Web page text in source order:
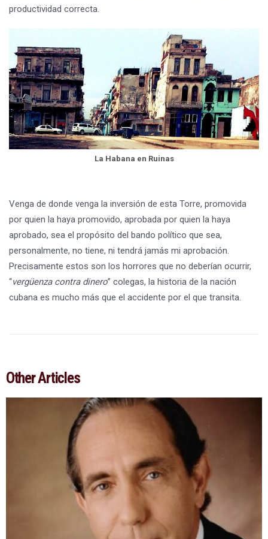
productividad correcta.
La Habana en Ruinas
Venga de donde venga la inversión de esta Torre, promovida
por quien la haya promovido, aprobada por quien la haya
aprobado, sea el propósito del bando político que sea,
personalmente, no tiene, ni tendrá jamás mi aprobación.
Precisamente estos son los horrores que no deberían ocurrir,
“vergüenza contra dinero” colegas, la historia de la nación
cubana es mucho más que el accidente por el que transita.
Other Articles